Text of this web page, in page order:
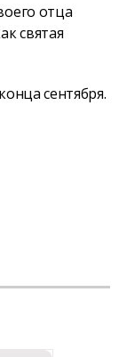
отца
святая
сентября.